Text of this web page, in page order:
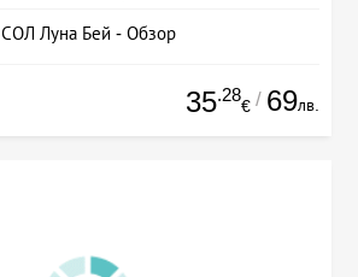
СОЛ Луна Бей - Обзор
35.28
€ / 69лв.